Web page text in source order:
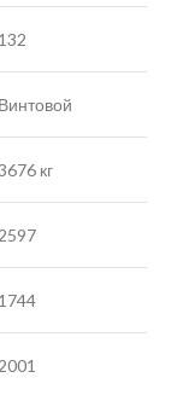
132
Винтовой
кг
2597
1744
2001